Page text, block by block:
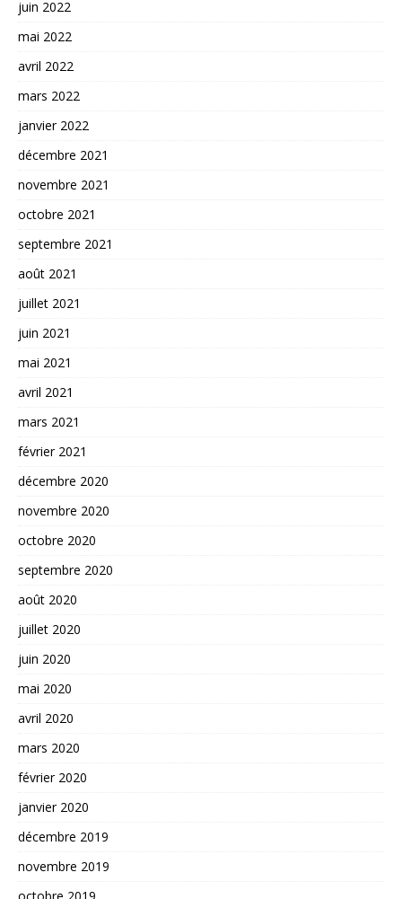
juin 2022
mai 2022
avril 2022
mars 2022
janvier 2022
décembre 2021
novembre 2021
octobre 2021
septembre 2021
août 2021
juillet 2021
juin 2021
mai 2021
avril 2021
mars 2021
février 2021
décembre 2020
novembre 2020
octobre 2020
septembre 2020
août 2020
juillet 2020
juin 2020
mai 2020
avril 2020
mars 2020
février 2020
janvier 2020
décembre 2019
novembre 2019